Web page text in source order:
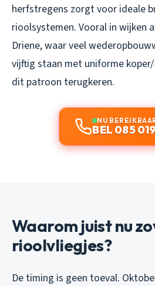
herfstregens zorgt voor ideale
rioolsystemen. Vooral in wijken
Driene, waar veel
vijftig staan met uniforme koper/
dit patroon terugkeren.
NU
BEL 085
Waarom juist nu
rioolvliegjes?
De timing is geen toeval.